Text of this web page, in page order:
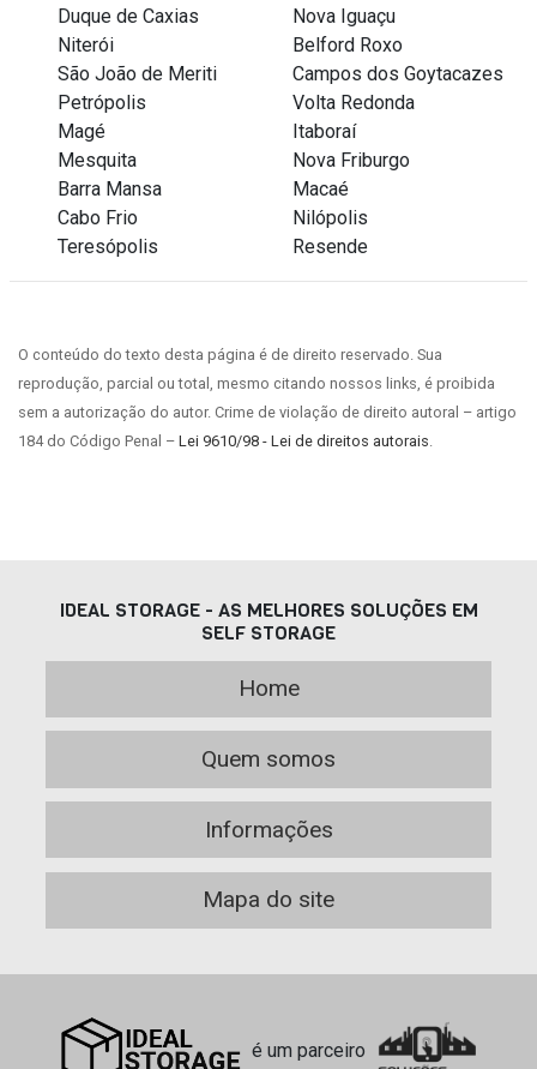
Duque de Caxias
Nova Iguaçu
Niterói
Belford Roxo
São João de Meriti
Campos dos Goytacazes
Petrópolis
Volta Redonda
Magé
Itaboraí
Mesquita
Nova Friburgo
Barra Mansa
Macaé
Cabo Frio
Nilópolis
Teresópolis
Resende
O conteúdo do texto desta página é de direito reservado. Sua
reprodução, parcial ou total, mesmo citando nossos links, é proibida
sem a autorização do autor. Crime de violação de direito autoral – artigo
184 do Código Penal – Lei 9610/98 - Lei de direitos autorais
IDEAL STORAGE - AS MELHORES SOLUÇÕES EM
SELF STORAGE
Home
Quem somos
Informações
Mapa do site
é um parceiro